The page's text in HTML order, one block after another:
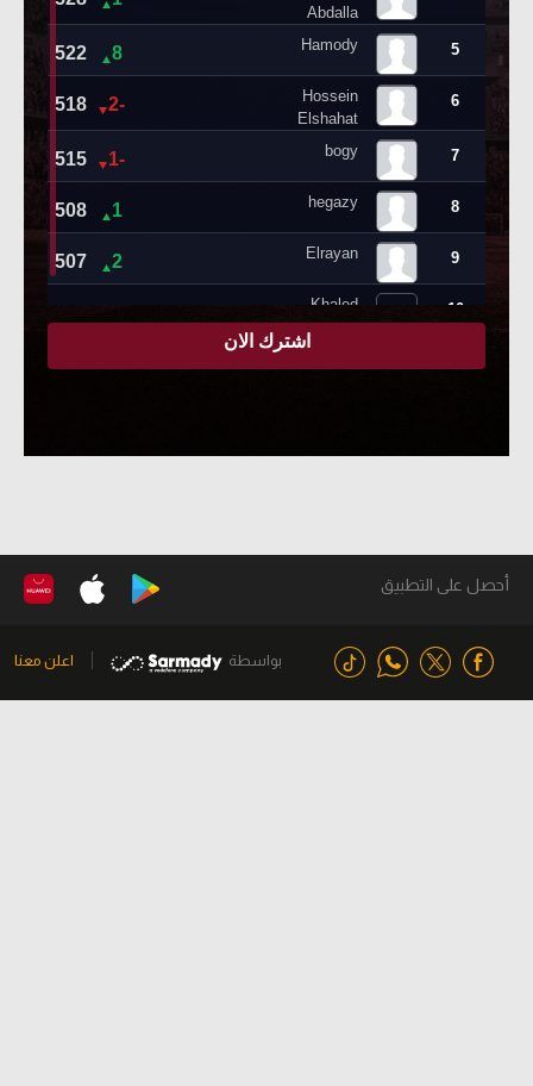
أحصل على التطبيق
بواسطة اعلن معنا